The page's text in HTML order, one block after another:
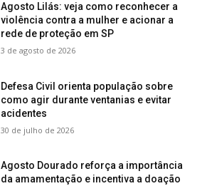
Agosto Lilás: veja como reconhecer a
violência contra a mulher e acionar a
rede de proteção em SP
3 de agosto de 2026
Defesa Civil orienta população sobre
como agir durante ventanias e evitar
acidentes
30 de julho de 2026
Agosto Dourado reforça a importância
da amamentação e incentiva a doação